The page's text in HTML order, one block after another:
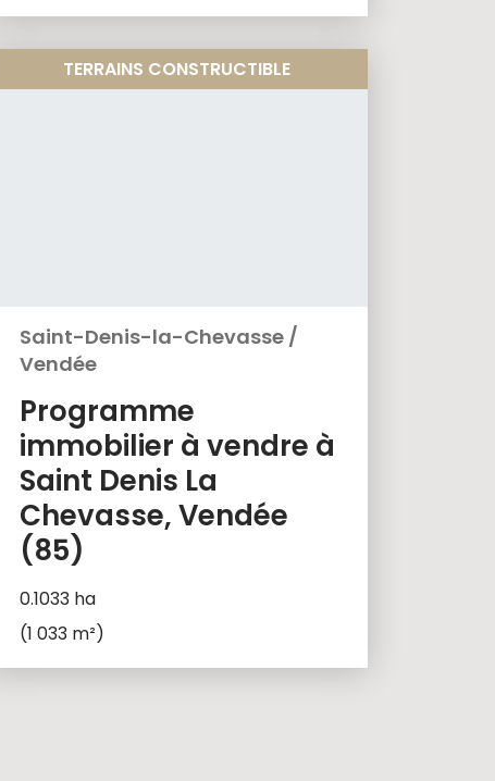
TERRAINS CONSTRUCTIBLE
Saint-Denis-la-Chevasse/
Vendée
Programme
immobilier à vendre à
Saint Denis La
Chevasse, Vendée
(85)
0.1033 ha
(1 033 m²)